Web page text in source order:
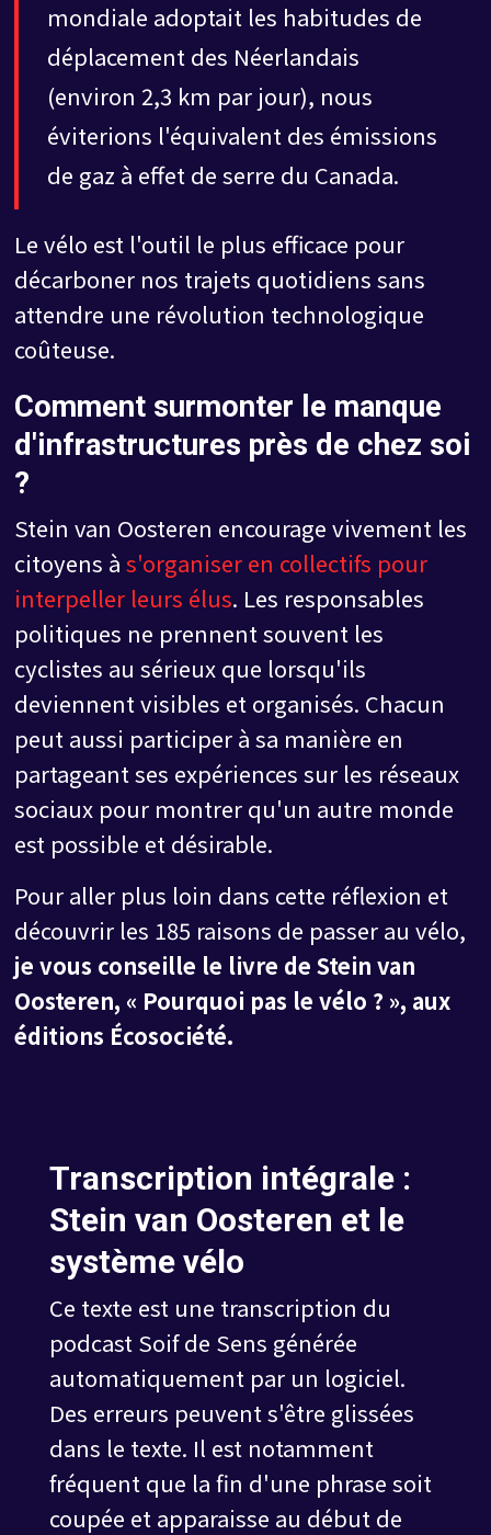
mondiale adoptait les habitudes de
déplacement des Néerlandais
(environ 2,3 km par jour), nous
éviterions l'équivalent des émissions
de gaz à effet de serre du Canada.
Le vélo est l'outil le plus efficace pour
décarboner nos trajets quotidiens sans
attendre une révolution technologique
coûteuse.
Comment surmonter le manque
d'infrastructures près de chez soi
?
Stein van Oosteren encourage vivement les
citoyens às'organiser en collectifs pour
interpeller leurs élus. Les responsables
politiques ne prennent souvent les
cyclistes au sérieux que lorsqu'ils
deviennent visibles et organisés. Chacun
peut aussi participer à sa manière en
partageant ses expériences sur les réseaux
sociaux pour montrer qu'un autre monde
est possible et désirable.
Pour aller plus loin dans cette réflexion et
découvrir les 185 raisons de passer au vélo,
je vous conseille le livre de Stein van
Oosteren, « Pourquoi pas le vélo ? », aux
éditions Écosociété.
Transcription intégrale :
Stein van Oosteren et le
système vélo
Ce texte est une transcription du
podcast Soif de Sens générée
automatiquement par un logiciel.
Des erreurs peuvent s'être glissées
dans le texte. Il est notamment
fréquent que la fin d'une phrase soit
coupée et apparaisse au début de